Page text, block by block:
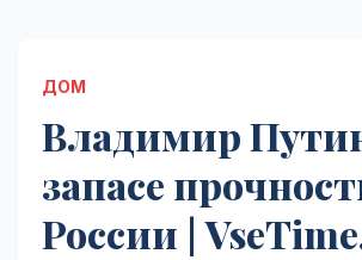
ДОМ
Владимир
запасе
России |